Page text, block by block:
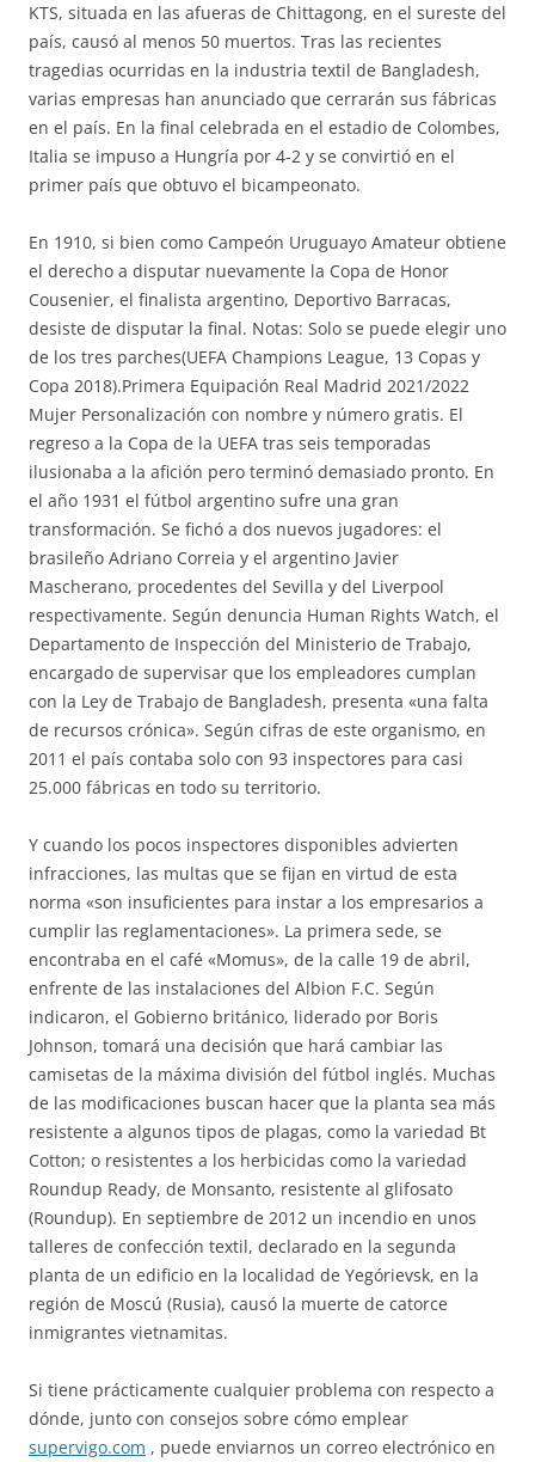
KTS, situada en las afueras de Chittagong, en el sureste del
país, causó al menos 50 muertos. Tras las recientes
tragedias ocurridas en la industria textil de Bangladesh,
varias empresas han anunciado que cerrarán sus fábricas
en el país. En la final celebrada en el estadio de Colombes,
Italia se impuso a Hungría por 4-2 y se convirtió en el
primer país que obtuvo el bicampeonato.
En 1910, si bien como Campeón Uruguayo Amateur obtiene
el derecho a disputar nuevamente la Copa de Honor
Cousenier, el finalista argentino, Deportivo Barracas,
desiste de disputar la final. Notas: Solo se puede elegir uno
de los tres parches(UEFA Champions League, 13 Copas y
Copa 2018).Primera Equipación Real Madrid 2021/2022
Mujer Personalización con nombre y número gratis. El
regreso a la Copa de la UEFA tras seis temporadas
ilusionaba a la afición pero terminó demasiado pronto. En
el año 1931 el fútbol argentino sufre una gran
transformación. Se fichó a dos nuevos jugadores: el
brasileño Adriano Correia y el argentino Javier
Mascherano, procedentes del Sevilla y del Liverpool
respectivamente. Según denuncia Human Rights Watch, el
Departamento de Inspección del Ministerio de Trabajo,
encargado de supervisar que los empleadores cumplan
con la Ley de Trabajo de Bangladesh, presenta «una falta
de recursos crónica». Según cifras de este organismo, en
2011 el país contaba solo con 93 inspectores para casi
25.000 fábricas en todo su territorio.
Y cuando los pocos inspectores disponibles advierten
infracciones, las multas que se fijan en virtud de esta
norma «son insuficientes para instar a los empresarios a
cumplir las reglamentaciones». La primera sede, se
encontraba en el café «Momus», de la calle 19 de abril,
enfrente de las instalaciones del Albion F.C. Según
indicaron, el Gobierno británico, liderado por Boris
Johnson, tomará una decisión que hará cambiar las
camisetas de la máxima división del fútbol inglés. Muchas
de las modificaciones buscan hacer que la planta sea más
resistente a algunos tipos de plagas, como la variedad Bt
Cotton; o resistentes a los herbicidas como la variedad
Roundup Ready, de Monsanto, resistente al glifosato
(Roundup). En septiembre de 2012 un incendio en unos
talleres de confección textil, declarado en la segunda
planta de un edificio en la localidad de Yegórievsk, en la
región de Moscú (Rusia), causó la muerte de catorce
inmigrantes vietnamitas.
Si tiene prácticamente cualquier problema con respecto a
dónde, junto con consejos sobre cómo emplear
supervigo.com , puede enviarnos un correo electrónico en